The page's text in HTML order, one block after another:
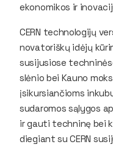
ekonomikos ir
CERN technologijų
novatoriškų idėjų
susijusiose
slėnio bei Kauno
įsikursiančioms
sudaromos sąlygos
ir gauti techninę bei
diegiant su CERN